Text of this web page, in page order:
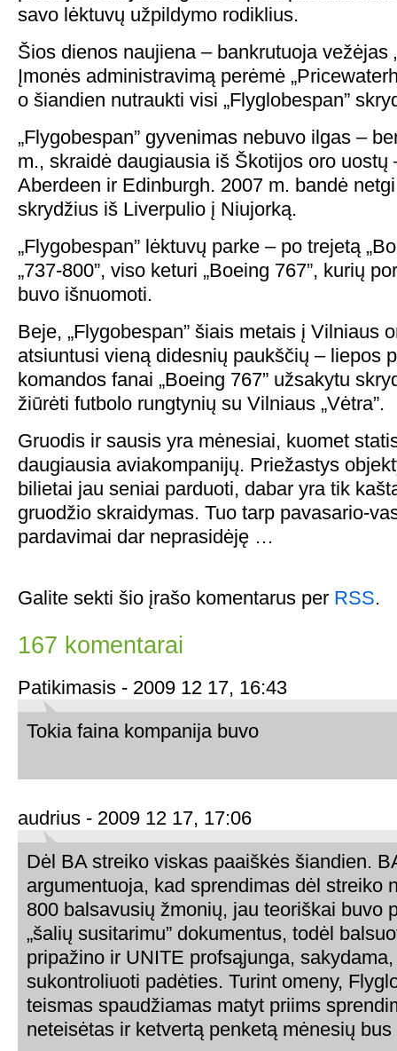
savo lėktuvų užpildymo rodiklius.
Šios dienos naujiena – bankrutuoja vežėjas
Įmonės administravimą perėmė
o šiandien nutraukti visi „Flyglobespan”
„Flygobespan” gyvenimas nebuvo ilgas –
m., skraidė daugiausia iš Škotijos oro uostų
Aberdeen ir Edinburgh. 2007 m. bandė
skrydžius iš Liverpulio į Niujorką.
„Flygobespan” lėktuvų parke – po trejetą
„737-800”, viso keturi „Boeing 767”, kurių
buvo išnuomoti.
Beje, „Flygobespan” šiais metais į Vilniaus
atsiuntusi vieną didesnių paukščių – liepos
komandos fanai „Boeing 767” užsakytu
žiūrėti futbolo rungtynių su Vilniaus „Vėtra”.
Gruodis ir sausis yra mėnesiai, kuomet
daugiausia aviakompanijų. Priežastys
bilietai jau seniai parduoti, dabar yra tik
gruodžio skraidymas. Tuo tarp pavasario-
pardavimai dar neprasidėję …
Galite sekti šio įrašo komentarus per RSS.
167 komentarai
Patikimasis - 2009 12 17, 16:43
Tokia faina kompanija buvo
audrius - 2009 12 17, 17:06
Dėl BA streiko viskas paaiškės šiandien.
argumentuoja, kad sprendimas dėl streiko
800 balsavusių žmonių, jau teoriškai buvo
„šalių susitarimu” dokumentus, todėl
pripažino ir UNITE profsąjunga,
sukontroliuoti padėties. Turint omeny,
teismas spaudžiamas matyt priims
neteisėtas ir ketvertą penketą mėnesių